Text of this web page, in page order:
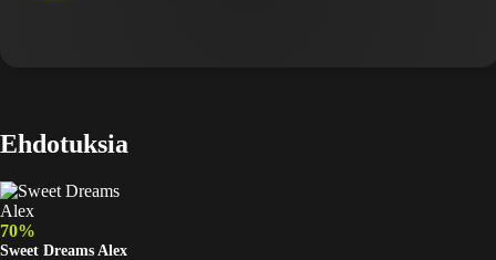
Ehdotuksia
70%
Sweet Dreams Alex